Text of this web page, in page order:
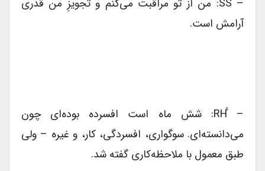
آرامش است.
– ٔRH: شش ماه است افسرده‌ بوده‌ای چون
می‌دانسته‌ای. سوگواری، افسردگی، کار، و غیره – ولی
طبق معمول با ملاحظه‌کاری گفته شد.